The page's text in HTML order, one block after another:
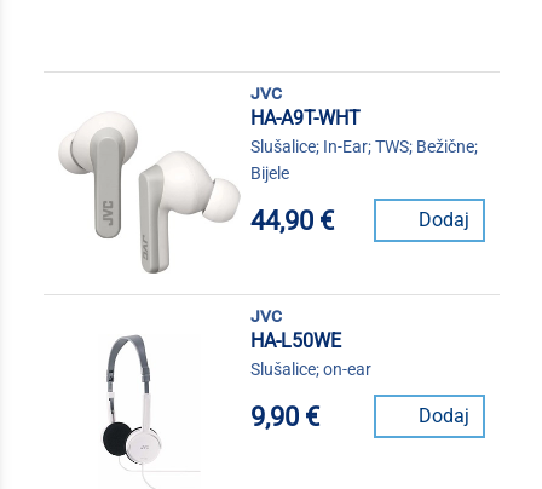
jvc
HA-A9T-WHT
Slušalice; In-Ear; TWS; Bežične;
Bijele
44,90 € Dodaj
jvc
HA-L50WE
Slušalice; on-ear
9,90 € Dodaj